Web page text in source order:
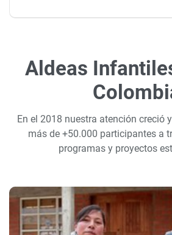
Aldeas
En el 2018 nuestra atención creció
más de +50.000 participantes a
programas y proyectos